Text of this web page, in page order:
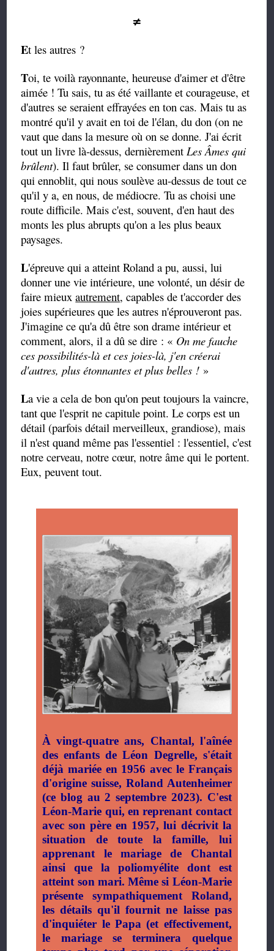
≠
Et les autres ?
Toi, te voilà rayonnante, heureuse d'aimer et d'être
aimée ! Tu sais, tu as été vaillante et courageuse, et
d'autres se seraient effrayées en ton cas. Mais tu as
montré qu'il y avait en toi de l'élan, du don (on ne
vaut que dans la mesure où on se donne. J'ai écrit
tout un livre là-dessus, dernièrement Les Âmes qui
brûlent). Il faut brûler, se consumer dans un don
qui ennoblit, qui nous soulève au-dessus de tout ce
qu'il y a, en nous, de médiocre. Tu as choisi une
route difficile. Mais c'est, souvent, d'en haut des
monts les plus abrupts qu'on a les plus beaux
paysages.
L'épreuve qui a atteint Roland a pu, aussi, lui
donner une vie intérieure, une volonté, un désir de
faire mieuxautrement, capables de t'accorder des
joies supérieures que les autres n'éprouveront pas.
J'imagine ce qu'a dû être son drame intérieur et
comment, alors, il a dû se dire : « On me fauche
ces possibilités-là et ces joies-là, j'en créerai
d'autres, plus étonnantes et plus belles ! »
La vie a cela de bon qu'on peut toujours la vaincre,
tant que l'esprit ne capitule point. Le corps est un
détail (parfois détail merveilleux, grandiose), mais
il n'est quand même pas l'essentiel : l'essentiel, c'est
notre cerveau, notre cœur, notre âme qui le portent.
Eux, peuvent tout.
À vingt-quatre ans, Chantal, l'aînée
des enfants de Léon Degrelle, s'était
déjà mariée en 1956 avec le Français
d'origine suisse, Roland Autenheimer
(ce blog au 2 septembre 2023). C'est
Léon-Marie qui, en reprenant contact
avec son père en 1957, lui décrivit la
situation de toute la famille, lui
apprenant le mariage de Chantal
ainsi que la poliomyélite dont est
atteint son mari. Même si Léon-Marie
présente sympathiquement Roland,
les détails qu'il fournit ne laisse pas
d'inquiéter le Papa (et effectivement,
le mariage se terminera quelque